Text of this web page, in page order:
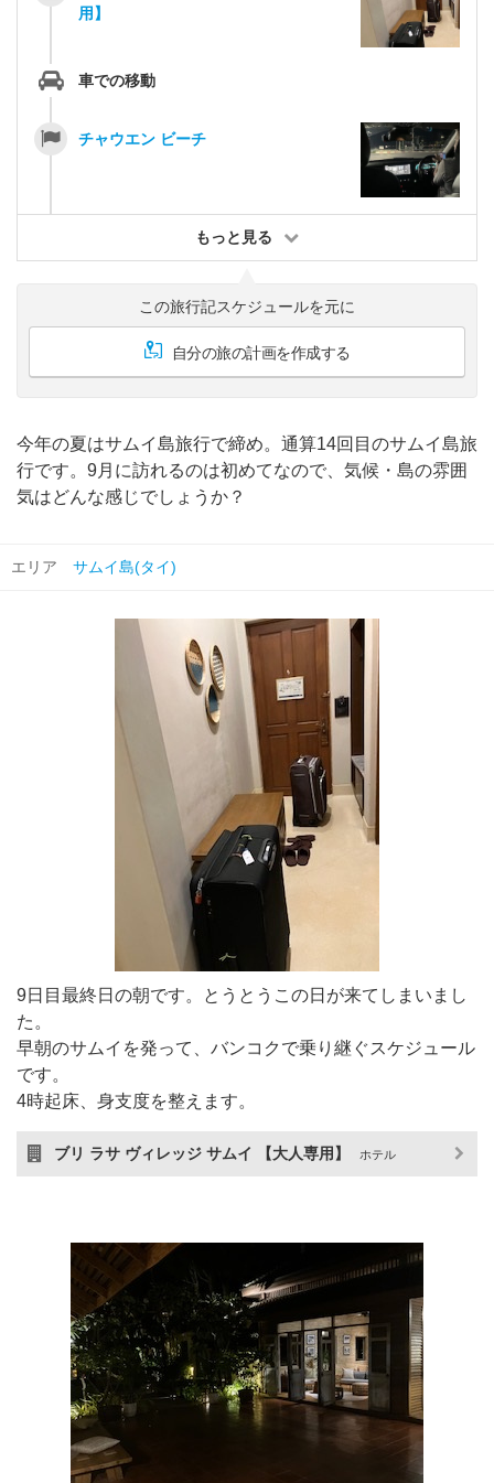
用】
車での移動
チャウエン ビーチ
もっと見る
この旅行記スケジュールを元に
自分の旅の計画を作成する
今年の夏はサムイ島旅行で締め。通算14回目のサムイ島旅
行です。9月に訪れるのは初めてなので、気候・島の雰囲
気はどんな感じでしょうか？
エリア サムイ島(タイ)
9日目最終日の朝です。とうとうこの日が来てしまいまし
た。
早朝のサムイを発って、バンコクで乗り継ぐスケジュール
です。
4時起床、身支度を整えます。
ブリ ラサ ヴィレッジ サムイ 【大人専用】 ホテル